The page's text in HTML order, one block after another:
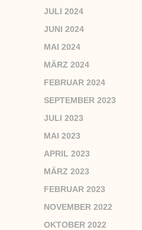
JULI 2024
JUNI 2024
MAI 2024
MÄRZ 2024
FEBRUAR 2024
SEPTEMBER 2023
JULI 2023
MAI 2023
APRIL 2023
MÄRZ 2023
FEBRUAR 2023
NOVEMBER 2022
OKTOBER 2022